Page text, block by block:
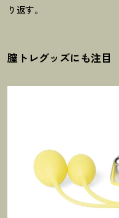
り返す。
膣トレグッズにも注目